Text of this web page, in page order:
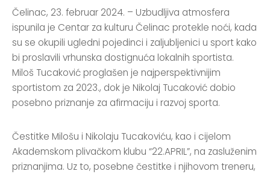
Čelinac, 23. februar 2024. – Uzbudljiva atmosfera
ispunila je Centar za kulturu Čelinac protekle noći, kada
su se okupili ugledni pojedinci i zaljubljenici u sport kako
bi proslavili vrhunska dostignuća lokalnih sportista.
Miloš Tucaković proglašen je najperspektivnijim
sportistom za 2023., dok je Nikolaj Tucaković dobio
posebno priznanje za afirmaciju i razvoj sporta.
Čestitke Milošu i Nikolaju Tucakoviću, kao i cijelom
Akademskom plivačkom klubu “22.APRIL”, na zasluženim
priznanjima. Uz to, posebne čestitke i njihovom treneru,